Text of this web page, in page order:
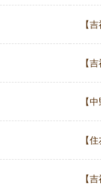
【
【
【
【
【